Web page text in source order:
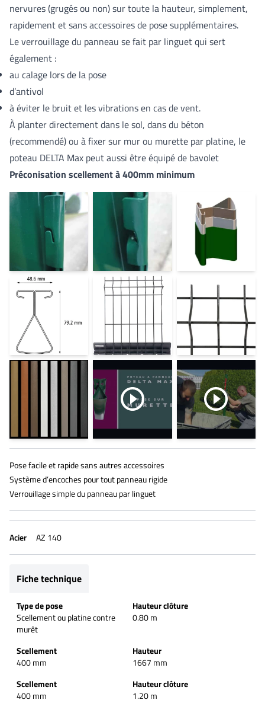
nervures (grugés ou non) sur toute la hauteur, simplement,
rapidement et sans accessoires de pose supplémentaires.
Le verrouillage du panneau se fait par linguet qui sert
également :
au calage lors de la pose
d’antivol
à éviter le bruit et les vibrations en cas de vent.
À planter directement dans le sol, dans du béton
(recommendé) ou à fixer sur mur ou murette par platine, le
poteau DELTA Max peut aussi être équipé de bavolet
Préconisation scellement à 400mm minimum
Pose facile et rapide sans autres accessoires
Système d’encoches pour tout panneau rigide
Verrouillage simple du panneau par linguet
Acier AZ 140
Fiche technique
Type de pose
Scellement ou platine contre
murêt
Hauteur clôture
0.80 m
Scellement
400 mm
Hauteur
1667 mm
Scellement
400 mm
Hauteur clôture
1.20 m